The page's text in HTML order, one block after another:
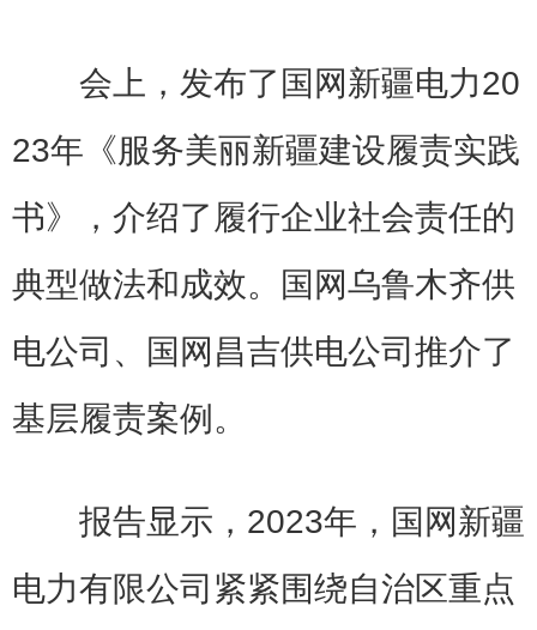
会上，发布了国网新疆电力20
23年《服务美丽新疆建设履责实践
书》，介绍了履行企业社会责任的
典型做法和成效。国网乌鲁木齐供
电公司、国网昌吉供电公司推介了
基层履责案例。
报告显示，2023年，国网新疆
电力有限公司紧紧围绕自治区重点